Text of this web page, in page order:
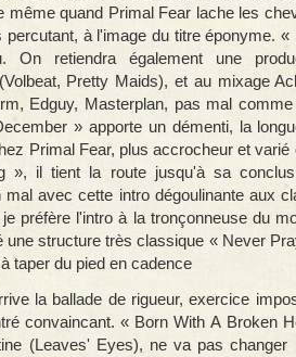
même quand Primal Fear lache les
percutant, à l'image du titre éponyme. «
On retiendra également une
Pretty Maids), et au mixage
Edguy, Masterplan, pas mal
» apporte un démenti, la
Primal Fear, plusaccrocheur et varié
», il tient la route jusqu'à sa
mal avec cette intro dégoulinante aux
préfère l'intro à la tronçonneuse du
une structure trèsclassique « Never
taper du pied en cadence
la ballade de rigueur, exercice
convaincant. « Born With A Broken
(Leaves' Eyes), ne va pas changer